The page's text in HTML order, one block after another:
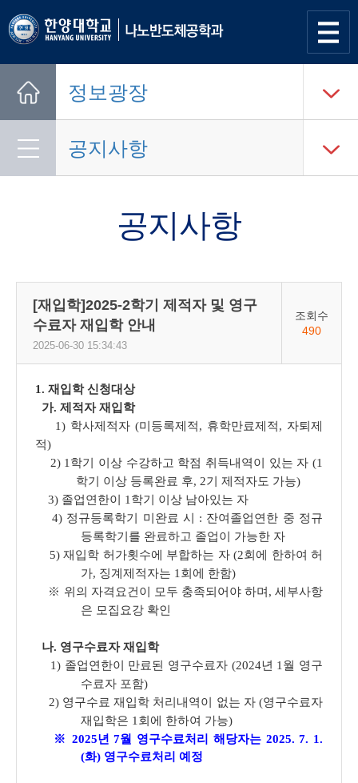
사이트
정보광장
공지사항
공지사항
[재입학]2025-2학기 제적자 및 영구
수료자 재입학 안내
2025-06-30 15:34:43
조회수
490
1. 재입학 신청대상
가. 제적자 재입학
1) 학사제적자 (미등록제적, 휴학만료제적, 자퇴제
적)
2) 1학기 이상 수강하고 학점 취득내역이 있는 자 (1
학기 이상 등록완료 후, 2기 제적자도 가능)
3) 졸업연한이 1학기 이상 남아있는 자
4) 정규등록학기 미완료 시 : 잔여졸업연한 중 정규
등록학기를 완료하고 졸업이 가능한 자
5) 재입학 허가횟수에 부합하는 자 (2회에 한하여 허
가, 징계제적자는 1회에 한함)
※ 위의 자격요건이 모두 충족되어야 하며, 세부사항
은 모집요강 확인
나. 영구수료자 재입학
1) 졸업연한이 만료된 영구수료자 (2024년 1월 영구
수료자 포함)
2) 영구수료 재입학 처리내역이 없는 자 (영구수료자
재입학은 1회에 한하여 가능)
※ 2025년 7월 영구수료처리 해당자는 2025. 7. 1.
(화) 영구수료처리 예정